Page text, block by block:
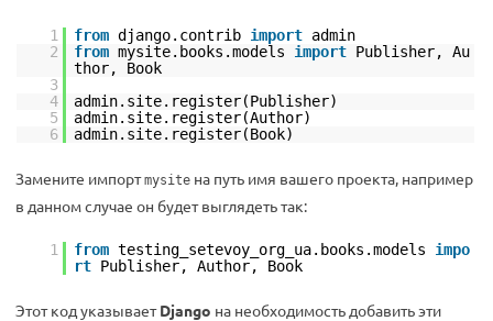
1 from django.contrib import admin
2
from mysite.books.models import Publisher, Au
thor, Book
3
4
admin.site.register(Publisher)
5
admin.site.register(Author)
6
admin.site.register(Book)
Замените импортmysite на путь имя вашего проекта, например
в данном случае он будет выглядеть так:
1 from testing_setevoy_org_ua.books.models impo
rt Publisher, Author, Book
Этот код указываетDjango на необходимость добавить эти